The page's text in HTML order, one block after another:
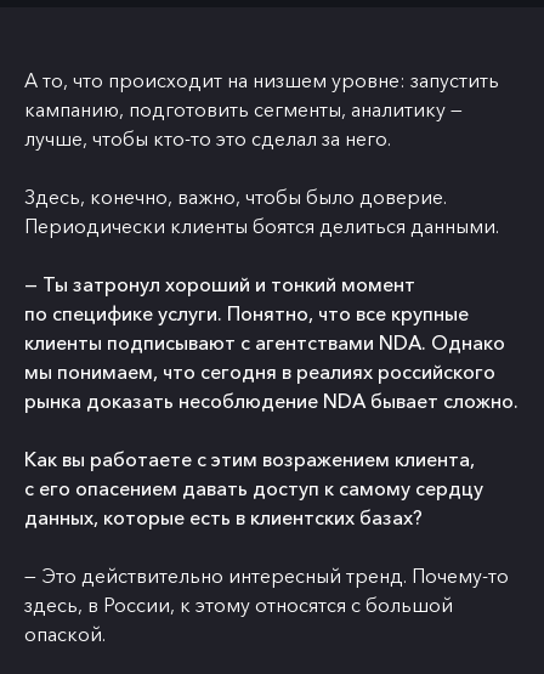
А то, что происходит на низшем уровне: запустить
кампанию, подготовить сегменты, аналитику —
лучше, чтобы кто-то это сделал за него.
Здесь, конечно, важно, чтобы было доверие.
Периодически клиенты боятся делиться данными.
— Ты затронул хороший и тонкий момент
по специфике услуги. Понятно, что все крупные
клиенты подписывают с агентствами NDA. Однако
мы понимаем, что сегодня в реалиях российского
рынка доказать несоблюдение NDA бывает сложно.
Как вы работаете с этим возражением клиента,
с его опасением давать доступ к самому сердцу
данных, которые есть в клиентских базах?
— Это действительно интересный тренд. Почему-то
здесь, в России, к этому относятся с большой
опаской.